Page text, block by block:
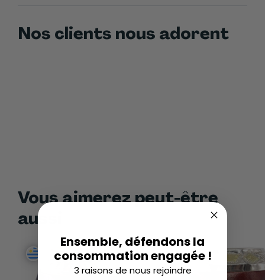
Nos clients nous adorent
Vous aimerez peut-être
aussi
Ensemble, défendons la
consommation engagée !
3 raisons de nous rejoindre